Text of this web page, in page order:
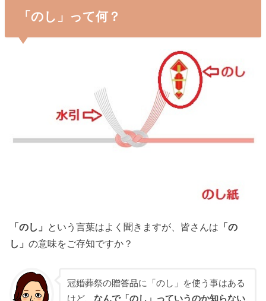
「のし」って何？
「のし」 という言葉はよく聞きますが、皆さんは 「の
し」の意味をご存知ですか？
冠婚葬祭の贈答品に「のし」を使う事はある
けど、 なんで「のし」っていうのか知らない